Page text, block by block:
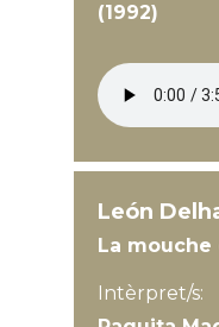
(1992)
León
La mouche
Intèrpret/s: